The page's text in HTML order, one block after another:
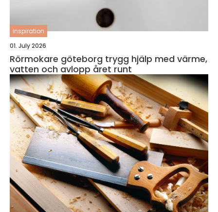
inspiration
01. July 2026
Rörmokare göteborg trygg hjälp med värme,
vatten och avlopp året runt